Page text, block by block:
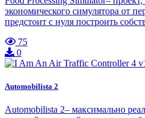
экономического симулятора от
предстоит с нуля построить
75
0
Automobilista 2
Automobilista 2– максимально